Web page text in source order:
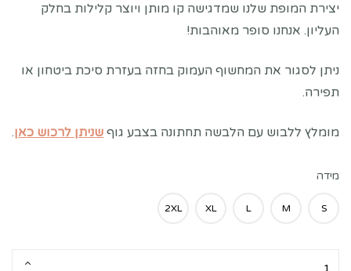
יצירת המופת שלנו שמדגישה קו מותן ויוצר קלילות בחלק
העליון. אנחנו סופר מאוהבות!
ניתן לסגור את המחשוף העמוק בחזה בעזרת סיכת ביטחון או
תפירה.
מומלץ ללבוש עם הלבשה תחתונה בצבע גוף שניתן לרכוש כאן.
מידה
S
M
L
XL
2XL